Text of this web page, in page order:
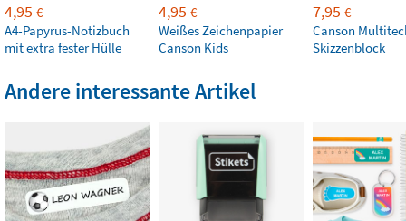
4,95 €
A4-Papyrus-Notizbuch
mit extra fester Hülle
4,95 €
Weißes Zeichenpapier
Canson Kids
7,95 €
Canson
Skizzenblock
Andere interessante Artikel